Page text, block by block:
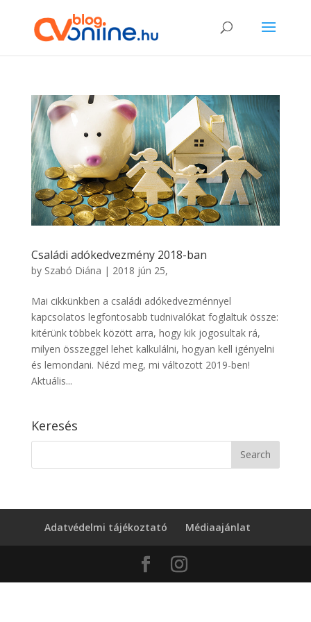
Családi adókedvezmény 2018-ban
by Szabó Diána | 2018 jún 25,
Mai cikkünkben a családi adókedvezménnyel
kapcsolatos legfontosabb tudnivalókat foglaltuk össze:
kitérünk többek között arra, hogy kik jogosultak rá,
milyen összeggel lehet kalkulálni, hogyan kell igényelni
és lemondani. Nézd meg, mi változott 2019-ben!
Aktuális...
Keresés
Adatvédelmi tájékoztató Médiaajánlat